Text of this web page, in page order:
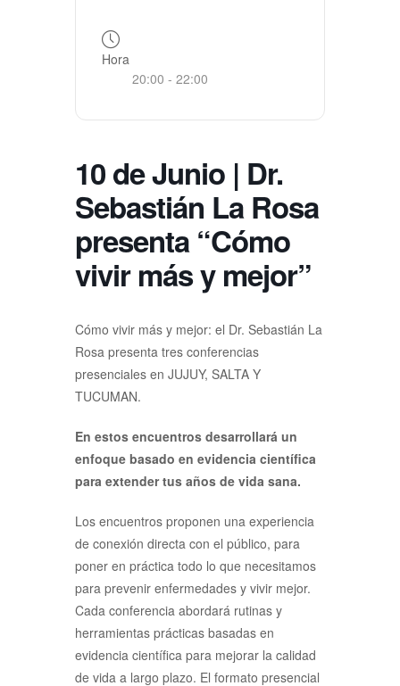
Hora
20:00 - 22:00
10 de Junio | Dr.
Sebastián La Rosa
presenta “Cómo
vivir más y mejor”
Cómo vivir más y mejor: el Dr. Sebastián La
Rosa presenta tres conferencias
presenciales en JUJUY, SALTA Y
TUCUMAN.
En estos encuentros desarrollará un
enfoque basado en evidencia científica
para extender tus años de vida sana.
Los encuentros proponen una experiencia
de conexión directa con el público, para
poner en práctica todo lo que necesitamos
para prevenir enfermedades y vivir mejor.
Cada conferencia abordará rutinas y
herramientas prácticas basadas en
evidencia científica para mejorar la calidad
de vida a largo plazo. El formato presencial